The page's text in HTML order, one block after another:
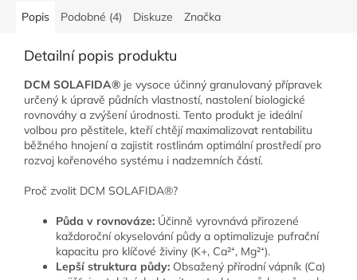
Popis Podobné (4) Diskuze Značka
Detailní popis produktu
DCM SOLAFIDA® je vysoce účinný granulovaný přípravek
určený k úpravě půdních vlastností, nastolení biologické
rovnováhy a zvýšení úrodnosti. Tento produkt je ideální
volbou pro pěstitele, kteří chtějí maximalizovat rentabilitu
běžného hnojení a zajistit rostlinám optimální prostředí pro
rozvoj kořenového systému i nadzemních částí.
Proč zvolit DCM SOLAFIDA®?
Půda v rovnováze: Účinně vyrovnává přirozené
každoroční okyselování půdy a optimalizuje pufrační
kapacitu pro klíčové živiny (K+, Ca²⁺, Mg²⁺).
Lepší struktura půdy: Obsažený přírodní vápník (Ca)